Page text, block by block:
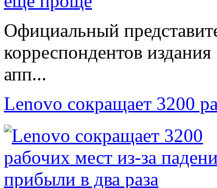
Официальный
корреспондентов
апп...
Lenovo сокращает 3200